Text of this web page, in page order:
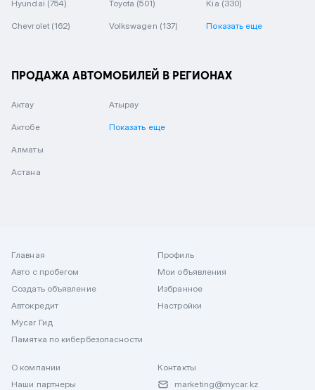
Hyundai (754) Toyota (501) Kia (330)
Chevrolet (162) Volkswagen (137) Показать еще
ПРОДАЖА АВТОМОБИЛЕЙ В РЕГИОНАХ
Актау
Актобе
Алматы
Астана
Атырау
Показать еще
Главная
Авто с пробегом
Создать объявление
Автокредит
Mycar Гид
Памятка по кибербезопасности
Профиль
Мои объявления
Избранное
Настройки
О компании
Наши партнеры
Контакты
marketing@mycar.kz